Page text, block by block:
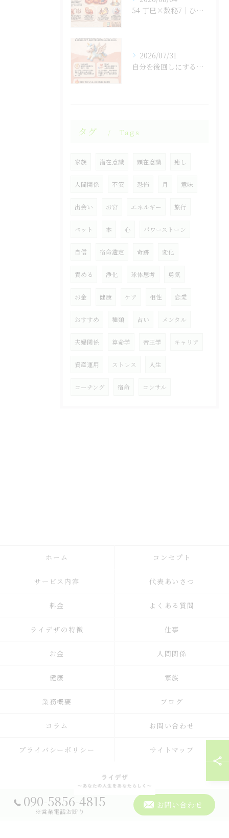
54 丁巳×数秘7｜ひとりで抱え込まない生き方
2026/07/31
自分を後回しにするのをやめると人生が変わる！
タグ Tags
家族 潜在意識 顕在意識 癒し
人間関係 不安 恐怖 月 意味
出会い お宮 エネルギー 旅行
ペット 本 心 パワーストーン
自信 宿命鑑定 奇跡 変化
責める 浄化 球体思考 勇気
お金 健康 ケア 相性 恋愛
おすすめ 種類 占い メンタル
夫婦関係 算命学 帝王学 キャリア
資産運用 ストレス 人生
コーチング 宿命 コンサル
090-5856-4815
※営業電話お断り
お問い合わせ
ホーム コンセプト
サービス内容 代表あいさつ
料金 よくある質問
ライデザの特徴 仕事
お金 人間関係
健康 家族
業務概要 ブログ
コラム お問い合わせ
プライバシーポリシー サイトマップ
© 2026 占いのメンタルサポートならライデザ ALL RIGHTS RESERVED.